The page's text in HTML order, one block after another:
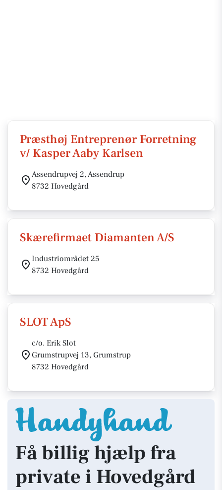
Præsthøj Entreprenør Forretning
v/ Kasper Aaby Karlsen
Assendrupvej 2, Assendrup
8732 Hovedgård
Skærefirmaet Diamanten A/S
Industriområdet 25
8732 Hovedgård
SLOT ApS
c/o. Erik Slot
Grumstrupvej 13, Grumstrup
8732 Hovedgård
Få billig hjælp fra
private i Hovedgård